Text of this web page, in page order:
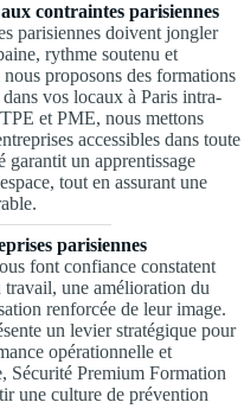
contraintes parisiennes
parisiennes doivent jongler
rythme soutenu et
proposons des formations
vos locaux à Paris intra-
et PME, nous mettons
accessibles dans toute
un apprentissage
tout en assurant une
parisiennes
font confiance constatent
travail, une amélioration du
renforcée de leur image.
un levier stratégique pour
opérationnelle et
Sécurité Premium Formation
une culture de prévention